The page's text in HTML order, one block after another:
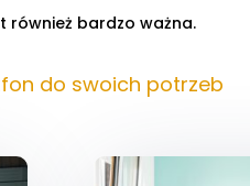
również bardzo ważna.
do swoich potrzeb